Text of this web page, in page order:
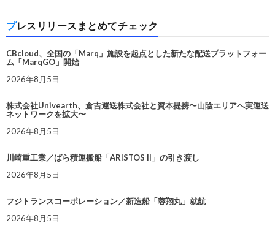
プレスリリースまとめてチェック
CBcloud、全国の「Marq」施設を起点とした新たな配送プラットフォー
ム「MarqGO」開始
2026年8月5日
株式会社Univearth、倉吉運送株式会社と資本提携〜山陰エリアへ実運送
ネットワークを拡大〜
2026年8月5日
川崎重工業／ばら積運搬船「ARISTOS II」の引き渡し
2026年8月5日
フジトランスコーポレーション／新造船「蓉翔丸」就航
2026年8月5日